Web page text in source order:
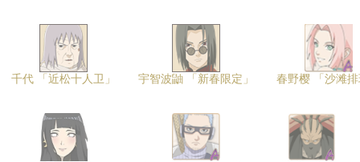
千代 「近松十人卫」 宇智波鼬 「新春限定」 春野樱 「沙滩